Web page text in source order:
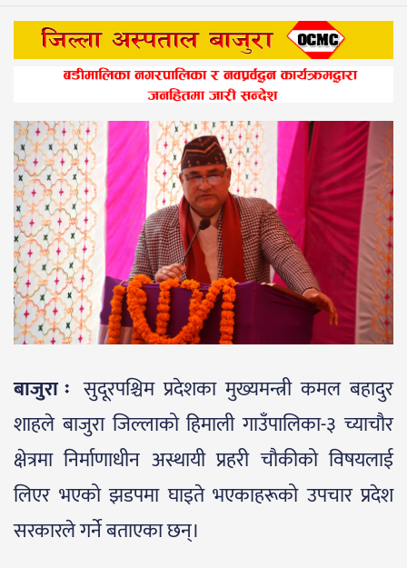
बाजुरा ःसुदूरपश्चिम प्रदेशका मुख्यमन्त्री कमल बहादुर
शाहले बाजुरा जिल्लाको हिमाली गाउँपालिका-३ च्याचौर
क्षेत्रमा निर्माणाधीन अस्थायी प्रहरी चौकीको विषयलाई
लिएर भएको झडपमा घाइते भएकाहरूको उपचार प्रदेश
सरकारले गर्ने बताएका छन्।